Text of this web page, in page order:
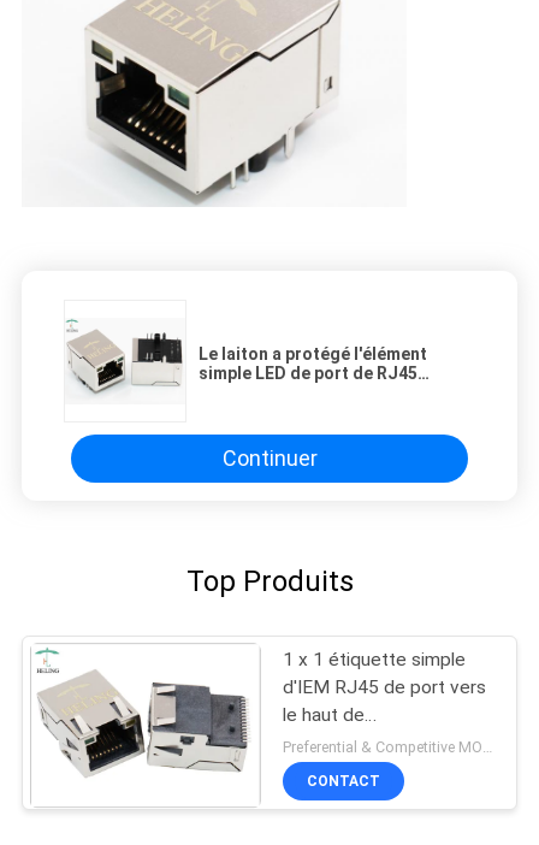
Le laiton a protégé l'élément
simple LED de port de RJ45
Continuer
Top Produits
1 x 1 étiquette simple
d'IEM RJ45 de port vers
le haut de
transformateur bas de
100 T avec vert/jaune
LED
Preferential & Competitive MOQ:6000
CONTACT